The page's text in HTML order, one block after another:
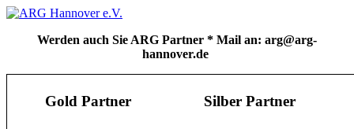
Werden auch Sie ARG Partner * Mail an: arg@arg-
hannover.de
Gold Partner Silber Partner